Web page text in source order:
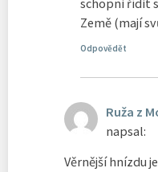
schopni řídit
Země (mají
Odpovědět
Ruža z
napsal:
Věrnější hnízdu